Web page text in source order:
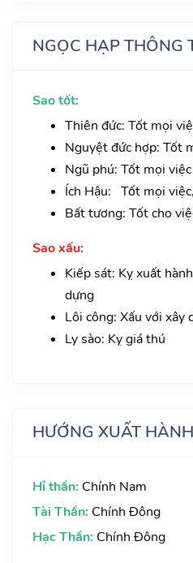
NGỌC HẠP THÔNG
Sao tốt:
Thiên đức: Tốt mọi
Nguyệt đức hợp: Tốt
Ngũ phú: Tốt mọi việc
Ích Hậu: Tốt mọi
Bất tương: Tốt cho
Sao xấu:
Kiếp sát: Kỵ xuất
dựng
Lôi công: Xấu với xây
Ly sào: Kỵ giá thú
HƯỚNG XUẤT HÀNH
Hỉ thần: Chính Nam
Tài Thần: Chính Đông
Hạc Thần: Chính Đông